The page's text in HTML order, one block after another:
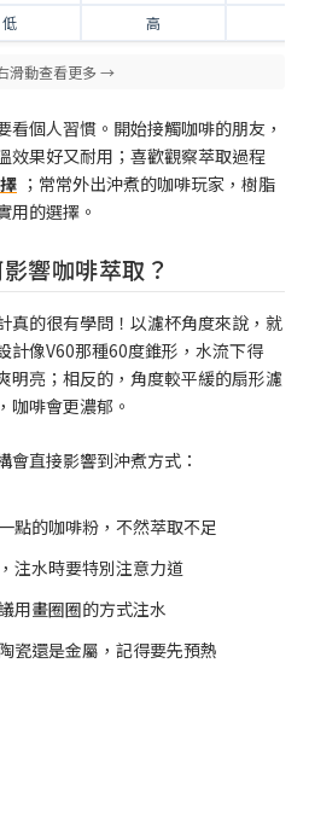
低 高
個人習慣。開始接觸咖啡的朋友，
效果好又耐用；喜歡觀察萃取過程
；常常外出沖煮的咖啡玩家，樹脂
用的選擇。
響咖啡萃取？
真的很有學問！以濾杯角度來說，就
計像V60那種60度錐形，水流下得
明亮；相反的，角度較平緩的扇形濾
咖啡會更濃郁。
直接影響到沖煮方式：
點的咖啡粉，不然萃取不足
注水時要特別注意力道
用畫圈圈的方式注水
瓷還是金屬，記得要先預熱